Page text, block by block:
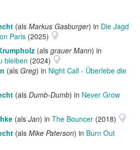
(als Markus Gasburger) in Die Jagd
Paris (2025)
(als grauer Mann) in
bleiben (2024)
(als Greg) in Night Call - Überlebe die
(als Dumb-Dumb) in Never Grow
(als Jan) in The Bouncer (2018)
(als Mike Paterson) in Burn Out